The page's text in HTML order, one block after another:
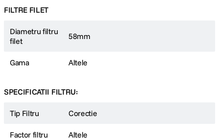
FILTRE FILET
Diametru filtru
filet
58mm
Gama Altele
SPECIFICATII FILTRU:
Tip Filtru Corectie
Factor filtru Altele